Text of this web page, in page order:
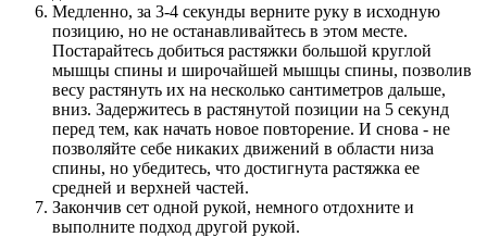
Медленно, за 3-4 секунды верните руку в исходную
позицию, но не останавливайтесь в этом месте.
Постарайтесь добиться растяжки большой круглой
мышцы спины и широчайшей мышцы спины, позволив
весу растянуть их на несколько сантиметров дальше,
вниз. Задержитесь в растянутой позиции на 5 секунд
перед тем, как начать новое повторение. И снова - не
позволяйте себе никаких движений в области низа
спины, но убедитесь, что достигнута растяжка ее
средней и верхней частей.
Закончив сет одной рукой, немного отдохните и
выполните подход другой рукой.